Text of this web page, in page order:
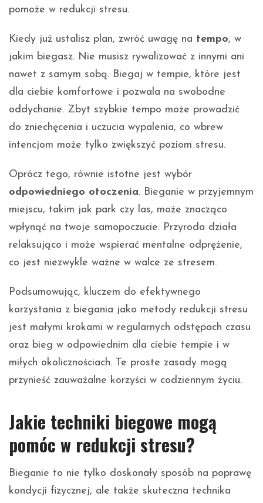
pomoże w redukcji stresu.
Kiedy już ustalisz plan, zwróć uwagę na tempo, w
jakim biegasz. Nie musisz rywalizować z innymi ani
nawet z samym sobą. Biegaj w tempie, które jest
dla ciebie komfortowe i pozwala na swobodne
oddychanie. Zbyt szybkie tempo może prowadzić
do zniechęcenia i uczucia wypalenia, co wbrew
intencjom może tylko zwiększyć poziom stresu.
Oprócz tego, równie istotne jest wybór
odpowiedniego otoczenia. Bieganie w przyjemnym
miejscu, takim jak park czy las, może znacząco
wpłynąć na twoje samopoczucie. Przyroda działa
relaksująco i może wspierać mentalne odprężenie,
co jest niezwykle ważne w walce ze stresem.
Podsumowując, kluczem do efektywnego
korzystania z biegania jako metody redukcji stresu
jest małymi krokami w regularnych odstępach czasu
oraz bieg w odpowiednim dla ciebie tempie i w
miłych okolicznościach. Te proste zasady mogą
przynieść zauważalne korzyści w codziennym życiu.
Jakie techniki biegowe mogą
pomóc w redukcji stresu?
Bieganie to nie tylko doskonały sposób na poprawę
kondycji fizycznej, ale także skuteczna technika